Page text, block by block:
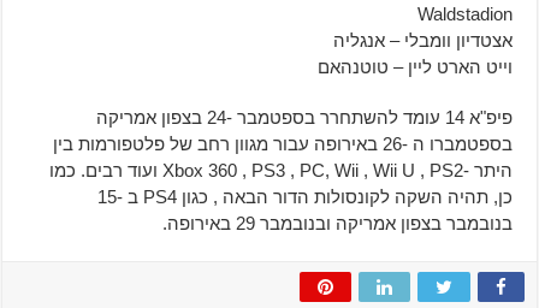
Waldstadion
אצטדיון וומבלי – אנגליה
וייט הארט ליין – טוטנהאם
פיפ"א 14 עומד להשתחרר בספטמבר -24 בצפון אמריקה
בספטמברו ה -26 באירופה עבור מגוון רחב של פלטפורמות בין
היתר -Xbox 360 , PS3 , PC, Wii , Wii U , PS2 ועוד רבים. כמו
כן, תהיה השקה לקונסולות הדור הבאה , כגון PS4 ב -15
בנובמבר בצפון אמריקה ובנובמבר 29 באירופה.